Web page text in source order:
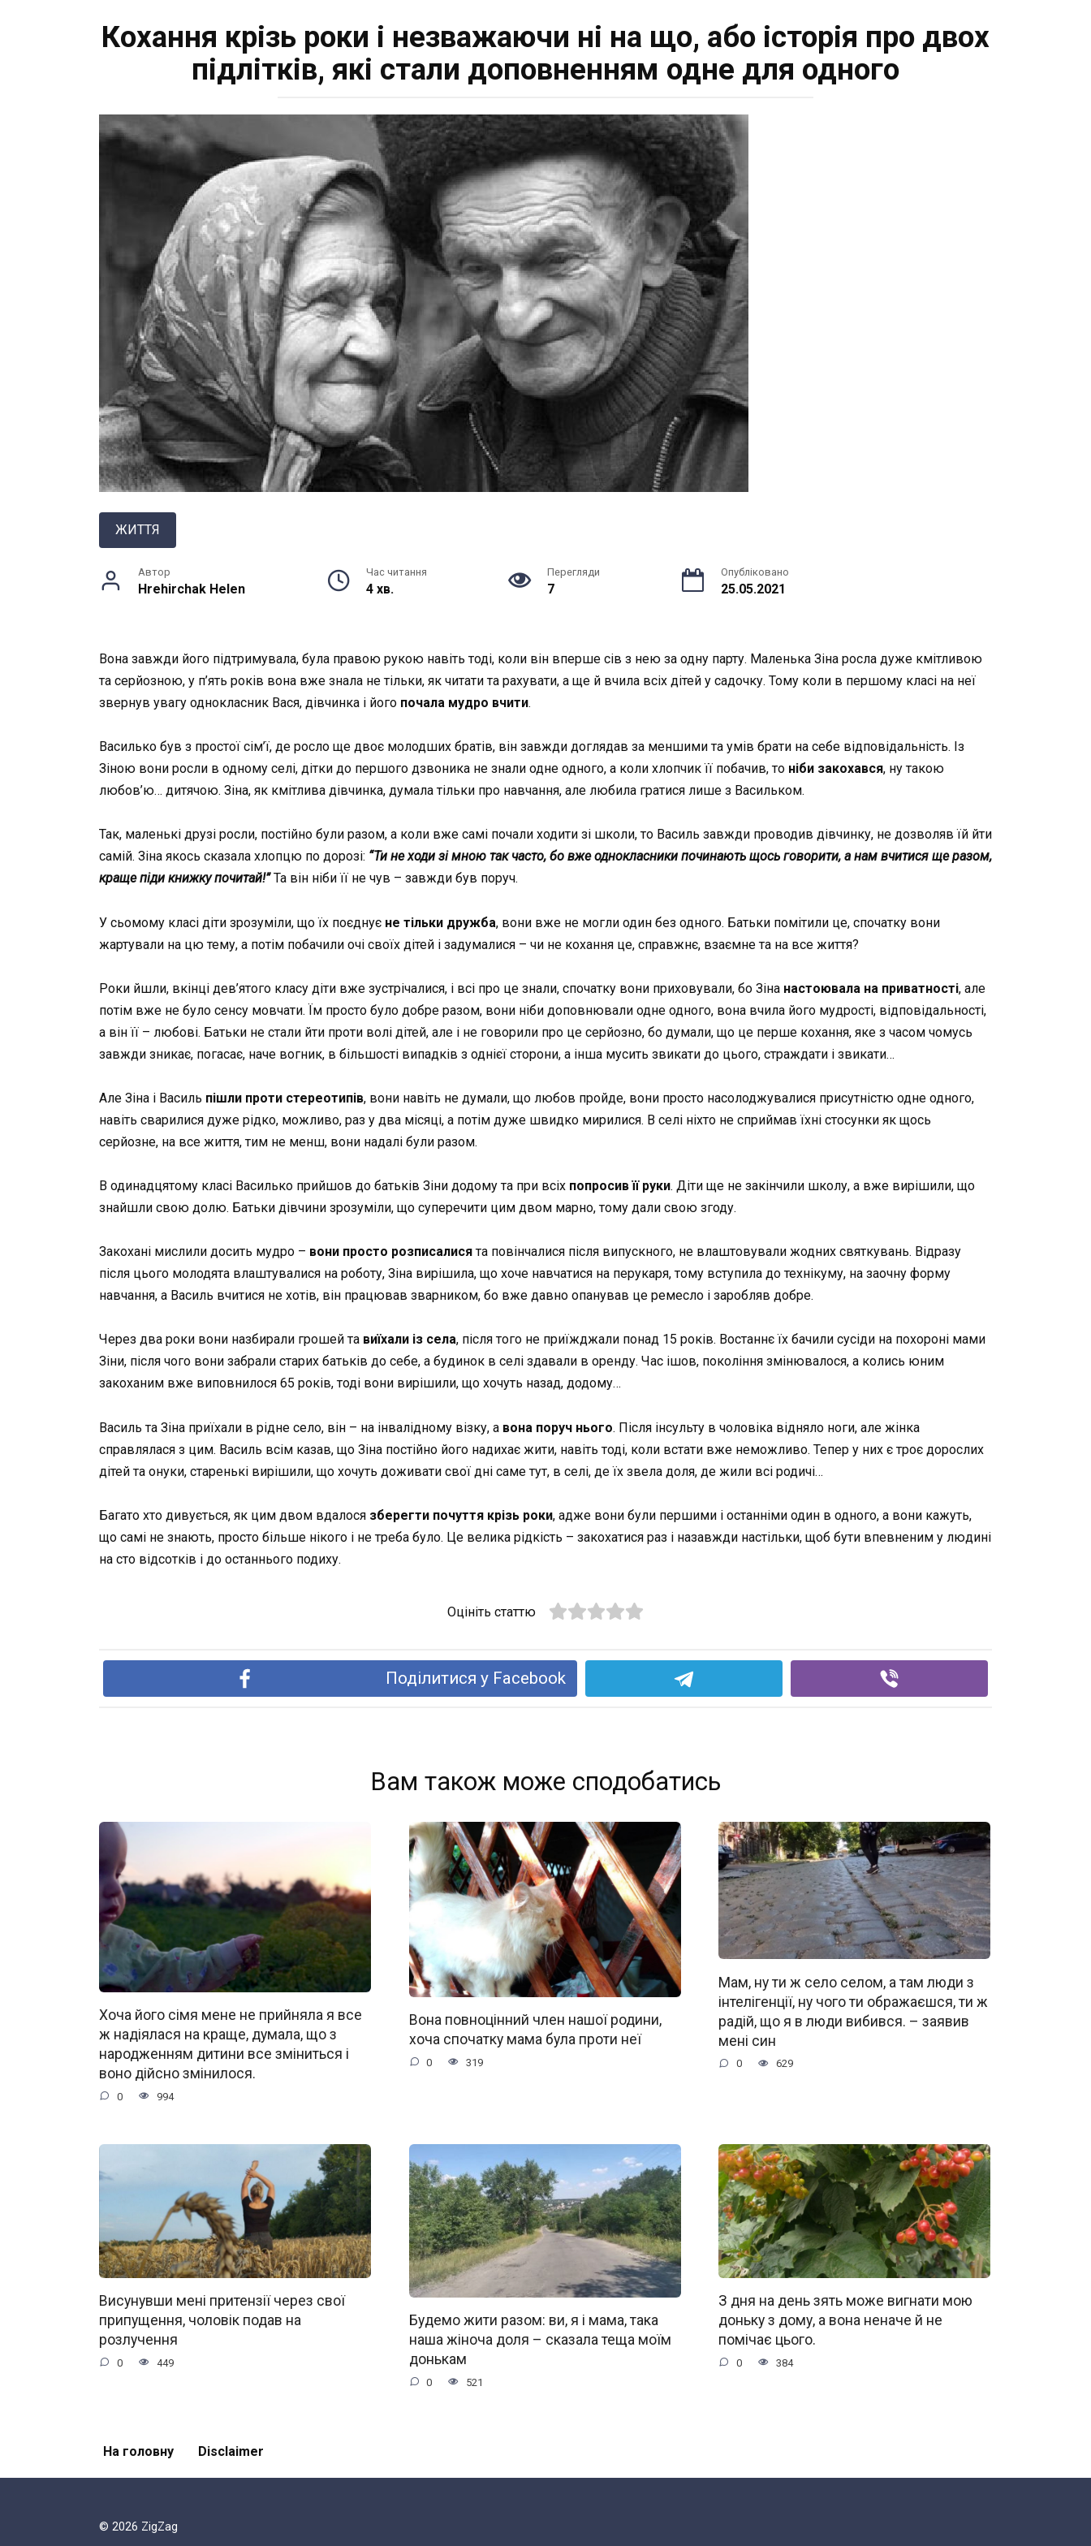
Кохання крізь роки і незважаючи ні на що, або історія про двох
підлітків, які стали доповненням одне для одного
ЖИТТЯ
Автор
Hrehirchak Helen
Час читання
4 хв.
Перегляди
7
Опубліковано
25.05.2021
Вона завжди його підтримувала, була правою рукою навіть тоді, коли він вперше сів з нею за одну парту. Маленька Зіна росла дуже кмітливою
та серйозною, у п’ять років вона вже знала не тільки, як читати та рахувати, а ще й вчила всіх дітей у садочку. Тому коли в першому класі на неї
звернув увагу однокласник Вася, дівчинка і його почала мудро вчити.
Василько був з простої сім’ї, де росло ще двоє молодших братів, він завжди доглядав за меншими та умів брати на себе відповідальність. Із
Зіною вони росли в одному селі, дітки до першого дзвоника не знали одне одного, а коли хлопчик її побачив, то ніби закохався, ну такою
любов’ю… дитячою. Зіна, як кмітлива дівчинка, думала тільки про навчання, але любила гратися лише з Васильком.
Так, маленькі друзі росли, постійно були разом, а коли вже самі почали ходити зі школи, то Василь завжди проводив дівчинку, не дозволяв їй йти
самій. Зіна якось сказала хлопцю по дорозі: “Ти не ходи зі мною так часто, бо вже однокласники починають щось говорити, а нам вчитися ще разом,
краще піди книжку почитай!”Та він ніби її не чув – завжди був поруч.
У сьомому класі діти зрозуміли, що їх поєднує не тільки дружба, вони вже не могли один без одного. Батьки помітили це, спочатку вони
жартували на цю тему, а потім побачили очі своїх дітей і задумалися – чи не кохання це, справжнє, взаємне та на все життя?
Роки йшли, вкінці дев’ятого класу діти вже зустрічалися, і всі про це знали, спочатку вони приховували, бо Зіна настоювала на приватності, але
потім вже не було сенсу мовчати. Їм просто було добре разом, вони ніби доповнювали одне одного, вона вчила його мудрості, відповідальності,
а він її – любові. Батьки не стали йти проти волі дітей, але і не говорили про це серйозно, бо думали, що це перше кохання, яке з часом чомусь
завжди зникає, погасає, наче вогник, в більшості випадків з однієї сторони, а інша мусить звикати до цього, страждати і звикати…
Але Зіна і Василь пішли проти стереотипів, вони навіть не думали, що любов пройде, вони просто насолоджувалися присутністю одне одного,
навіть сварилися дуже рідко, можливо, раз у два місяці, а потім дуже швидко мирилися. В селі ніхто не сприймав їхні стосунки як щось
серйозне, на все життя, тим не менш, вони надалі були разом.
В одинадцятому класі Василько прийшов до батьків Зіни додому та при всіх попросив її руки. Діти ще не закінчили школу, а вже вирішили, що
знайшли свою долю. Батьки дівчини зрозуміли, що суперечити цим двом марно, тому дали свою згоду.
Закохані мислили досить мудро – вони просто розписалися та повінчалися після випускного, не влаштовували жодних святкувань. Відразу
після цього молодята влаштувалися на роботу, Зіна вирішила, що хоче навчатися на перукаря, тому вступила до технікуму, на заочну форму
навчання, а Василь вчитися не хотів, він працював зварником, бо вже давно опанував це ремесло і заробляв добре.
Через два роки вони назбирали грошей та виїхали із села, після того не приїжджали понад 15 років. Востаннє їх бачили сусіди на похороні мами
Зіни, після чого вони забрали старих батьків до себе, а будинок в селі здавали в оренду. Час ішов, покоління змінювалося, а колись юним
закоханим вже виповнилося 65 років, тоді вони вирішили, що хочуть назад, додому…
Василь та Зіна приїхали в рідне село, він – на інвалідному візку, а вона поруч нього. Після інсульту в чоловіка відняло ноги, але жінка
справлялася з цим. Василь всім казав, що Зіна постійно його надихає жити, навіть тоді, коли встати вже неможливо. Тепер у них є троє дорослих
дітей та онуки, старенькі вирішили, що хочуть доживати свої дні саме тут, в селі, де їх звела доля, де жили всі родичі…
Багато хто дивується, як цим двом вдалося зберегти почуття крізь роки, адже вони були першими і останніми один в одного, а вони кажуть,
що самі не знають, просто більше нікого і не треба було. Це велика рідкість – закохатися раз і назавжди настільки, щоб бути впевненим у людині
на сто відсотків і до останнього подиху.
Оцініть статтю
Поділитися у Facebook
Вам також може сподобатись
Хоча його сімя мене не прийняла я все
ж надіялася на краще, думала, що з
народженням дитини все зміниться і
воно дійсно змінилося.
0 994
Вона повноцінний член нашої родини,
хоча спочатку мама була проти неї
0 319
Мам, ну ти ж село селом, а там люди з
інтелігенції, ну чого ти ображаєшся, ти ж
радій, що я в люди вибився. – заявив
мені син
0 629
Висунувши мені притензії через свої
припущення, чоловік подав на
розлучення
0 449
Будемо жити разом: ви, я і мама, така
наша жіноча доля – сказала теща моїм
донькам
0 521
З дня на день зять може вигнати мою
доньку з дому, а вона неначе й не
помічає цього.
0 384
На головну Disclaimer
© 2026 ZigZag